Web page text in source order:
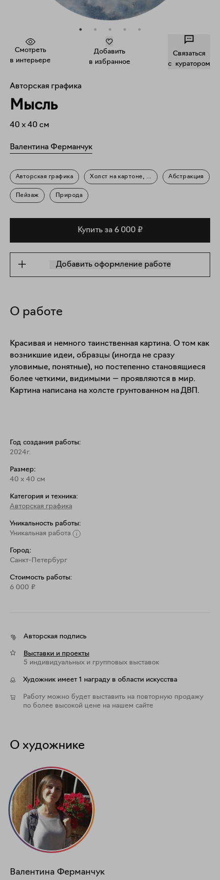
Смотреть
в интерьере
Добавить
в избранное
Связаться
c куратором
Авторская графика
Мысль
40 x 40 см
Валентина Ферманчук
Авторская графика Холст на картоне, акрил Абстракция
Пейзаж Природа
Купить за 6 000 ₽
Добавить оформление работе
О работе
Красивая и немного таинственная картина. О том как
возникшие идеи, образцы (иногда не сразу
уловимые, понятные), но постепенно становящиеся
более четкими, видимыми — проявляются в мир.
Картина написана на холсте грунтованном на ДВП.
Год создания работы:
2024г.
Размер:
40 x 40 см
Категория и техника:
Авторская графика
Уникальность работы:
Уникальная работа
Город:
Санкт-Петербург
Стоимость работы:
6 000 ₽
Авторская подпись
Выставки и проекты
5 индивидуальных и групповых выставок
Художник имеет 1 награду в области искусства
Работу можно будет выставить на повторную продажу
по более высокой цене на нашем сайте
О художнике
Валентина Ферманчук